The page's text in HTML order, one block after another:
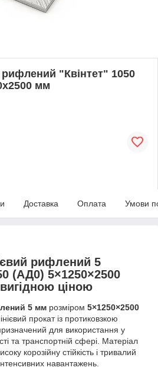
"Квінтет" 1050
мм
Доставка Оплата Умови
рифлений 5
(АД0) 5×1250×2500
ціною
5 мм розміром 5×1250×2500
прокат із протиковзкою
для використання у
та транспортній сфері. Матеріал
корозійну стійкість і тривалий
навантажень.